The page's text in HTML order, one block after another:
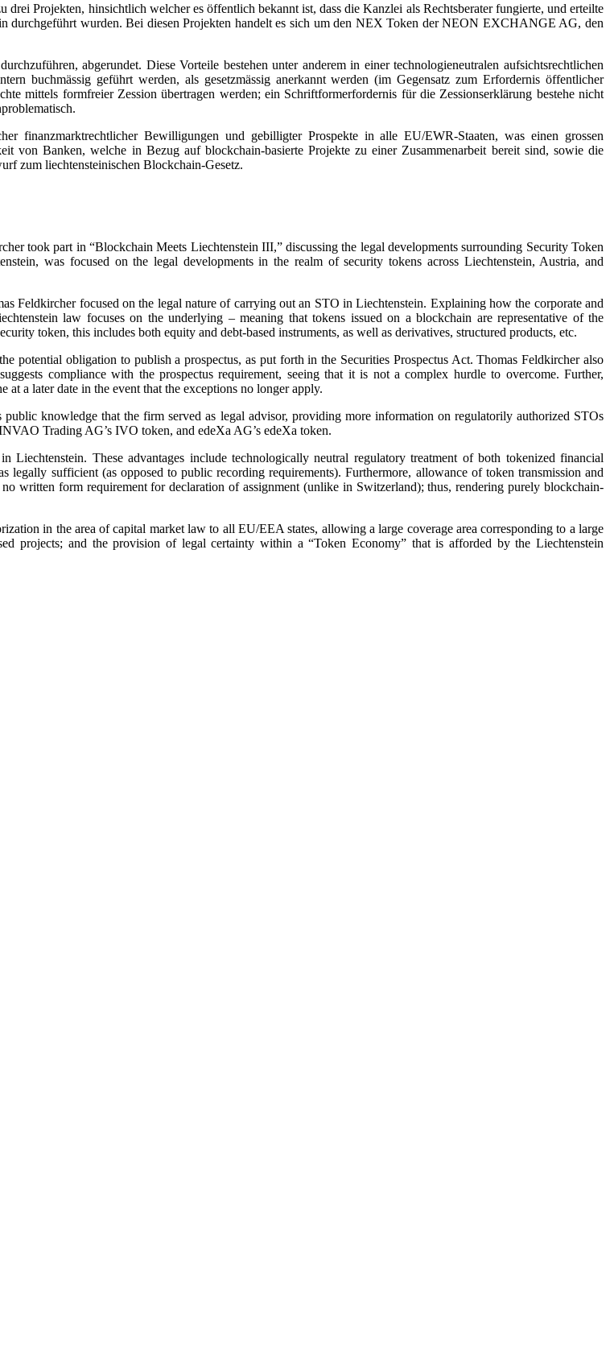
Projekten, hinsichtlich welcher es öffentlich bekannt ist, dass die Kanzlei als Rechtsberater fungierte, und erteilte
durchgeführt wurden. Bei diesen Projekten handelt es sich um den NEX Token der NEON EXCHANGE AG, den
abgerundet. Diese Vorteile bestehen unter anderem in einer technologieneutralen aufsichtsrechtlichen
buchmässig geführt werden, als gesetzmässig anerkannt werden (im Gegensatz zum Erfordernis öffentlicher
mittels formfreier Zession übertragen werden; ein Schriftformerfordernis für die Zessionserklärung bestehe nicht
finanzmarktrechtlicher Bewilligungen und gebilligter Prospekte in alle EU/EWR-Staaten, was einen grossen
von Banken, welche in Bezug auf blockchain-basierte Projekte zu einer Zusammenarbeit bereit sind, sowie die
zum liechtensteinischen Blockchain-Gesetz.
took part in “Blockchain Meets Liechtenstein III,” discussing the legal developments surrounding Security Token
was focused on the legal developments in the realm of security tokens across Liechtenstein, Austria, and
Feldkircher focused on the legal nature of carrying out an STO in Liechtenstein. Explaining how the corporate and
law focuses on the underlying – meaning that tokens issued on a blockchain are representative of the
token, this includes both equity and debt-based instruments, as well as derivatives, structured products, etc.
potential obligation to publish a prospectus, as put forth in the Securities Prospectus Act. Thomas Feldkircher also
compliance with the prospectus requirement, seeing that it is not a complex hurdle to overcome. Further,
a later date in the event that the exceptions no longer apply.
knowledge that the firm served as legal advisor, providing more information on regulatorily authorized STOs
Trading AG’s IVO token, and edeXa AG’s edeXa token.
These advantages include technologically neutral regulatory treatment of both tokenized financial
legally sufficient (as opposed to public recording requirements). Furthermore, allowance of token transmission and
written form requirement for declaration of assignment (unlike in Switzerland); thus, rendering purely blockchain-
in the area of capital market law to all EU/EEA states, allowing a large coverage area corresponding to a large
projects; and the provision of legal certainty within a “Token Economy” that is afforded by the Liechtenstein